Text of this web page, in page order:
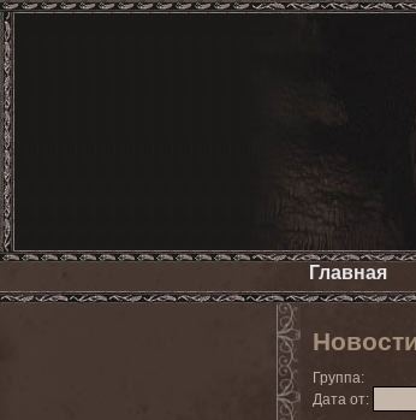
Главная
Группа:
Дата от: